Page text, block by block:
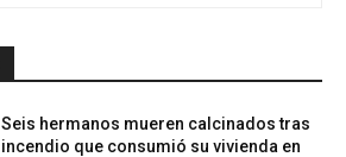
Seis hermanos mueren calcinados tras
incendio que consumió su vivienda en